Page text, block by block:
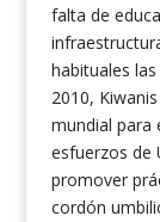
falta de
habituales
2010,
mundial para
esfuerzos de
promover
cordón